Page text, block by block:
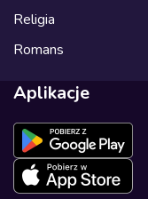
Religia
Romans
Aplikacje